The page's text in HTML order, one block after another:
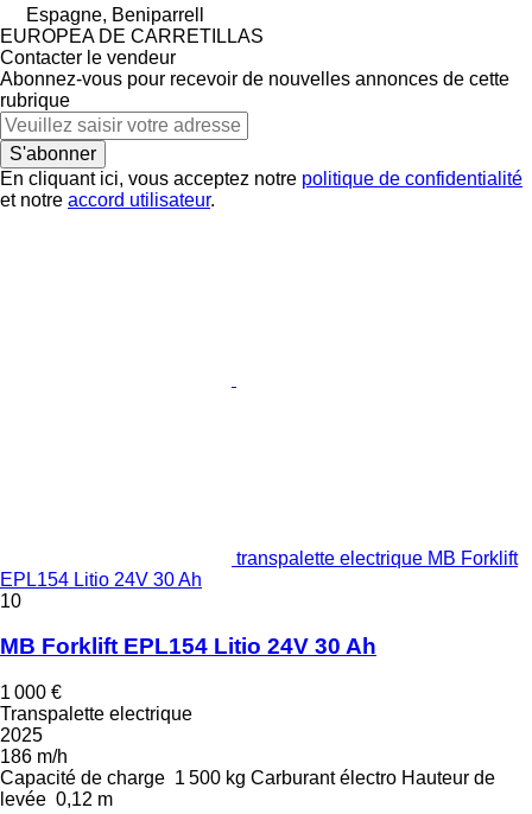
Espagne, Beniparrell
EUROPEA DE CARRETILLAS
Contacter le vendeur
Abonnez-vous pour recevoir de nouvelles annonces de cette
rubrique
S'abonner
En cliquant ici, vous acceptez notre politique de confidentialité
et notre accord utilisateur.
transpalette electrique MB Forklift
EPL154 Litio 24V 30 Ah
10
MB Forklift EPL154 Litio 24V 30 Ah
1 000 €
Transpalette electrique
2025
186 m/h
Capacité de charge 1 500 kg Carburant électro Hauteur de
levée 0,12 m